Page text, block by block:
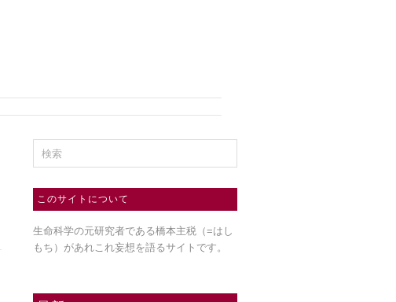
このサイトについて
生命科学の元研究者である橋本主税（=はし
もち） があれこれ妄想を語るサイトです。